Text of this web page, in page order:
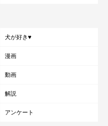
犬が好き♥
漫画
動画
解説
アンケート